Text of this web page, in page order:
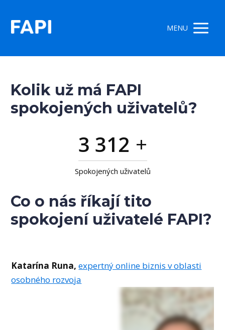
MENU
Kolik už má FAPI
spokojených uživatelů?
3 312 +
Spokojených uživatelů
Co o nás říkají tito
spokojení uživatelé FAPI?
Katarína Runa,expertný online biznis v oblasti
osobného rozvoja